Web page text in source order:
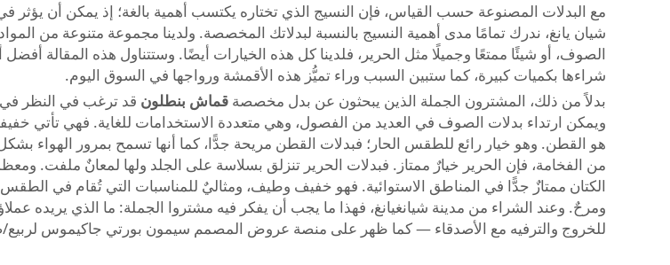
مع البدلات المصنوعة حسب القياس، فإن النسيج الذي تختاره يكتسب أهمية بالغة؛ إذ يمكن أن
شيان يانغ، ندرك تمامًا مدى أهمية النسيج بالنسبة لبدلاتك المخصصة. ولدينا مجموعة متنوعة من
الصوف، أو شيئًا ممتعًا وجميلًا مثل الحرير، فلدينا كل هذه الخيارات أيضًا. وستتناول هذه المقالة
شراءها بكميات كبيرة، كما ستبين السبب وراء تميُّز هذه الأقمشة ورواجها في السوق اليوم.
بدلاً من ذلك، المشترون الجملة الذين يبحثون عن بدل مخصصة قماش بنطلون قد ترغب في النظر في
ويمكن ارتداء بدلات الصوف في العديد من الفصول، وهي متعددة الاستخدامات للغاية. فهي تأتي
هو القطن. وهو خيار رائع للطقس الحار؛ فبدلات القطن مريحة جدًّا، كما أنها تسمح بمرور الهواء
من الفخامة، فإن الحرير خيارٌ ممتاز. فبدلات الحرير تنزلق بسلاسة على الجلد ولها لمعانٌ ملفت.
الكتان ممتازٌ جدًّا في المناطق الاستوائية. فهو خفيف وطيف، ومثاليٌ للمناسبات التي تُقام في الطقس
ومرحٌ. وعند الشراء من مدينة شيانغيانغ، فهذا ما يجب أن يفكر فيه مشتروا الجملة: ما الذي يريده
للخروج والترفيه مع الأصدقاء — كما ظهر على منصة عروض المصمم سيمون بورتي جاكيموس لربيع/صيف ٢٠١٨، وكيفية تبني هذه الصيحات وتطويرها للموسم